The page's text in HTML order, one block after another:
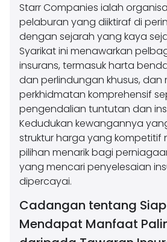
Starr Companies ialah
pelaburan yang diiktiraf di
dengan sejarah yang kaya
Syarikat ini menawarkan
insurans, termasuk harta
dan perlindungan khusus, dan
perkhidmatan komprehensif
pengendalian tuntutan dan
Kedudukan kewangannya
struktur harga yang kompetitif
pilihan menarik bagi
yang mencari penyelesaian
dipercayai.
Cadangan tentang
Mendapat Manfaat